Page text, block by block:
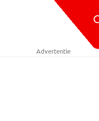
Advertentie